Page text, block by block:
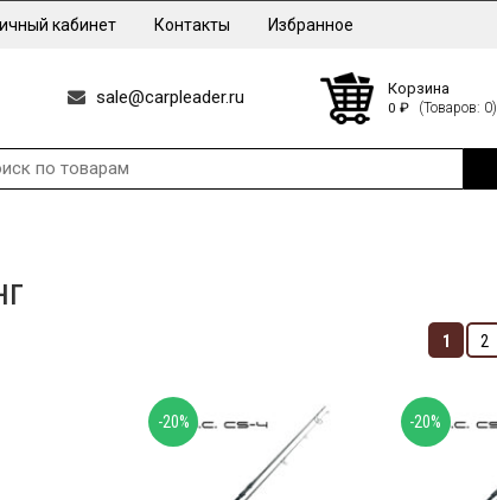
кабинет Контакты Избранное
sale@carpleader.ru Корзина
0 ₽ (Товаров: 0)
1 2
-20% -20%